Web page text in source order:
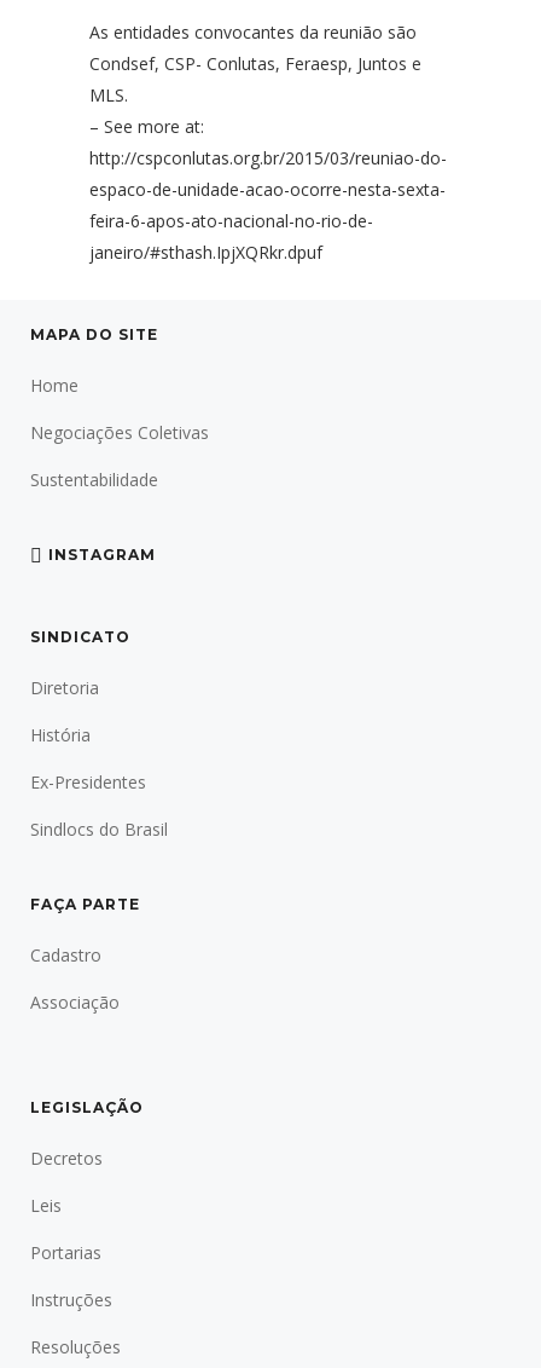
As entidades convocantes da reunião são
Condsef, CSP- Conlutas, Feraesp, Juntos e
MLS.
– See more at:
http://cspconlutas.org.br/2015/03/reuniao-do-
espaco-de-unidade-acao-ocorre-nesta-sexta-
feira-6-apos-ato-nacional-no-rio-de-
janeiro/#sthash.IpjXQRkr.dpuf
MAPA DO SITE
Home
Negociações Coletivas
Sustentabilidade
INSTAGRAM
SINDICATO
Diretoria
História
Ex-Presidentes
Sindlocs do Brasil
FAÇA PARTE
Cadastro
Associação
LEGISLAÇÃO
Decretos
Leis
Portarias
Instruções
Resoluções